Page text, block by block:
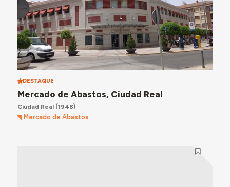
DESTAQUE
Mercado de Abastos, Ciudad Real
Ciudad Real(1948)
Mercado de Abastos